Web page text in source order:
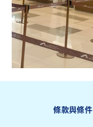
加入我們
就業機會
條款與條件